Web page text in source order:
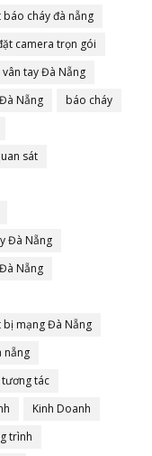
báo cháy đà nẵng
camera trọn gói
vân tay Đà Nẵng
Nẵng
báo cháy
sát
Đà Nẵng
Nẵng
bị mạng Đà Nẵng
nẵng
tác
Kinh Doanh
trình